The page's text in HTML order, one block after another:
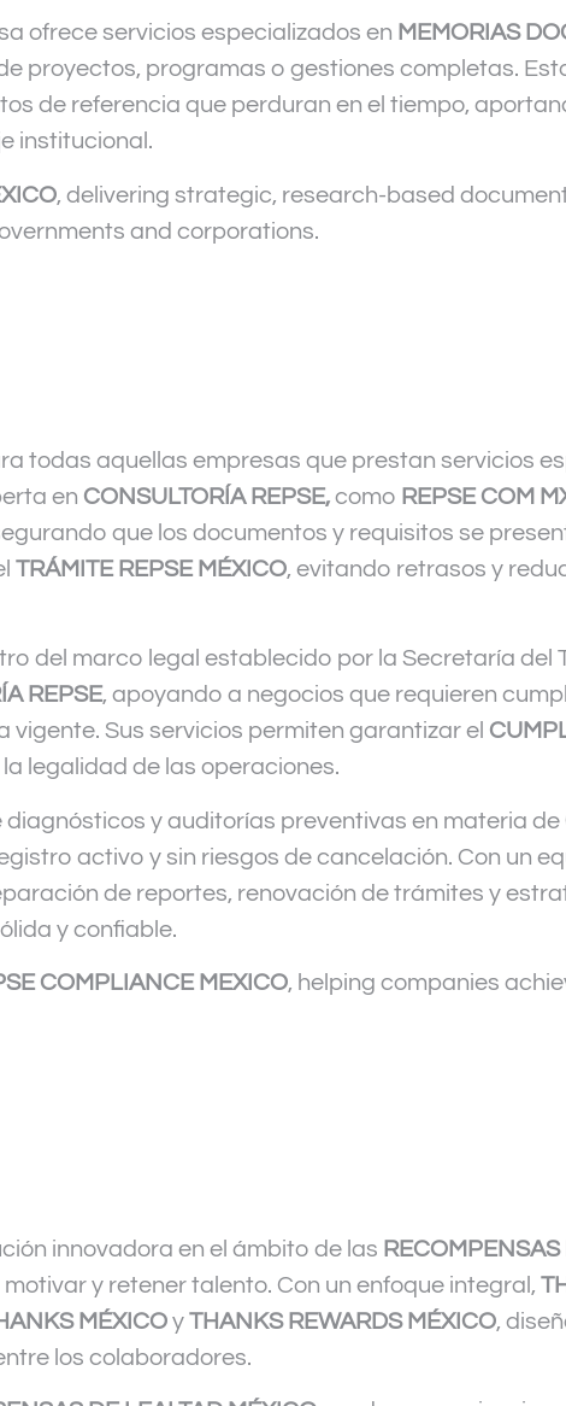
ofrece servicios especializados en MEMORIAS
proyectos, programas o gestiones completas.
de referencia que perduran en el tiempo,
institucional.
, delivering strategic, research-based
and corporations.
todas aquellas empresas que prestan servicios
en CONSULTORÍA REPSE, como REPSE COM
que los documentos y requisitos se
TRÁMITE REPSE MÉXICO, evitando retrasos y
del marco legal establecido por la Secretaría del
REPSE, apoyando a negocios que requieren
vigente. Sus servicios permiten garantizar el
legalidad de las operaciones.
y auditorías preventivas en materia de
activo y sin riesgos de cancelación. Con un
de reportes, renovación de trámites y
y confiable.
COMPLIANCE MEXICO, helping companies
innovadora en el ámbito de las
y retener talento. Con un enfoque integral,
MÉXICO y THANKS REWARDS MÉXICO,
los colaboradores.